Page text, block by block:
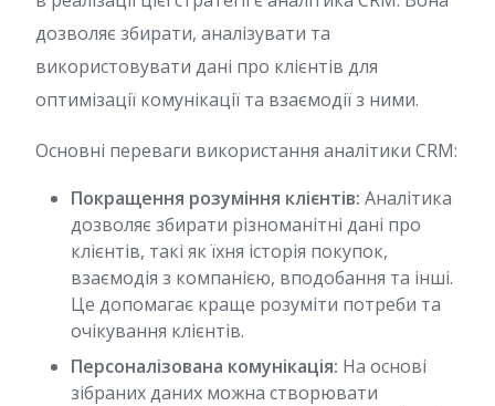
дозволяє збирати, аналізувати та
використовувати дані про клієнтів для
оптимізації комунікації та взаємодії з ними.
Основні переваги використання аналітики CRM:
Покращення розуміння клієнтів: Аналітика
дозволяє збирати різноманітні дані про
клієнтів, такі як їхня історія покупок,
взаємодія з компанією, вподобання та інші.
Це допомагає краще розуміти потреби та
очікування клієнтів.
Персоналізована комунікація: На основі
зібраних даних можна створювати